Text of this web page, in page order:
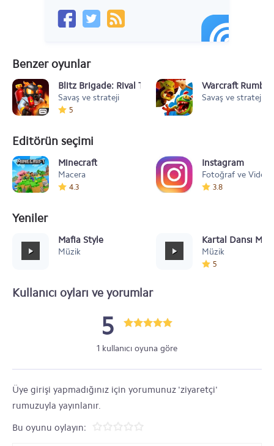
Benzer oyunlar
Blitz Brigade: Rival Tactics
Savaş ve strateji
5
Warcraft Rumble
Savaş ve strateji
Editörün seçimi
Minecraft
Macera
4.3
Instagram
Fotoğraf ve Video
3.8
Yeniler
Mafia Style
Müzik
Kartal Dansı
Müzik
5
Kullanıcı oyları ve yorumlar
5
1 kullanıcı oyuna göre
Üye girişi yapmadığınız için yorumunuz 'ziyaretçi'
rumuzuyla yayınlanır.
Bu oyunu oylayın: